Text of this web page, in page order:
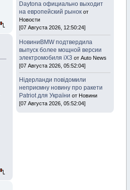
Daytona официально выходит
на европейский рынок от
Новости
[07 Августа 2026, 12:50:24]
НовиниBMW подтвердила
выпуск более мощной версии
электромобиля iX3 от Auto News
[07 Августа 2026, 05:52:04]
Нідерланди повідомили
неприємну новину про ракети
Patriot для України от Новини
[07 Августа 2026, 05:52:04]